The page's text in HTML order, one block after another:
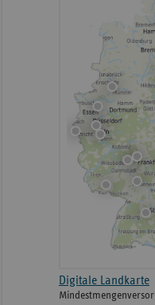
Digitale Landkarte